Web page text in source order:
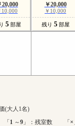
20,000
10,000
5 部屋
￥20,000
￥10,000
残り 5 部屋
(大人1名)
「1 ～9 」：残室数 「×